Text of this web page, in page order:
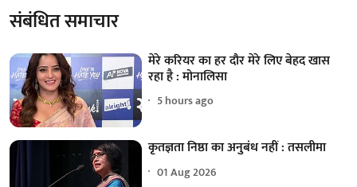
संबंधित समाचार
मेरे करियर का हर दौर मेरे लिए बेहद खास
रहा है : मोनालिसा
5 hours ago
कृतज्ञता निष्ठा का अनुबंध नहीं : तसलीमा
01 Aug 2026